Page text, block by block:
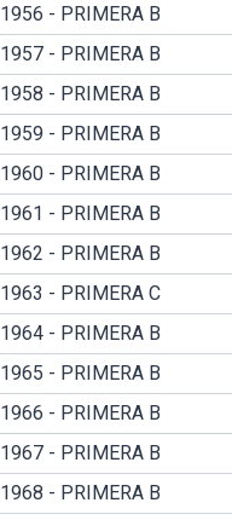
1956 - PRIMERA B
1957 - PRIMERA B
1958 - PRIMERA B
1959 - PRIMERA B
1960 - PRIMERA B
1961 - PRIMERA B
1962 - PRIMERA B
1963 - PRIMERA C
1964 - PRIMERA B
1965 - PRIMERA B
1966 - PRIMERA B
1967 - PRIMERA B
1968 - PRIMERA B